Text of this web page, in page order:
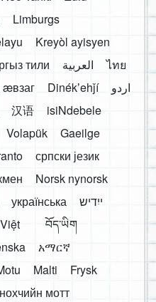
Limburgs
Kreyòl ayisyen
тили العربية
ไทย
æвзаг Dinékʼehǰí
اردو
汉语
isiNdebele
Volapük
Gaeilge
српски језик
Norsk nynorsk
українська
ייִדיש
བོད་ཡིག
አማርኛ
Malti
Frysk
нохчийн мотт